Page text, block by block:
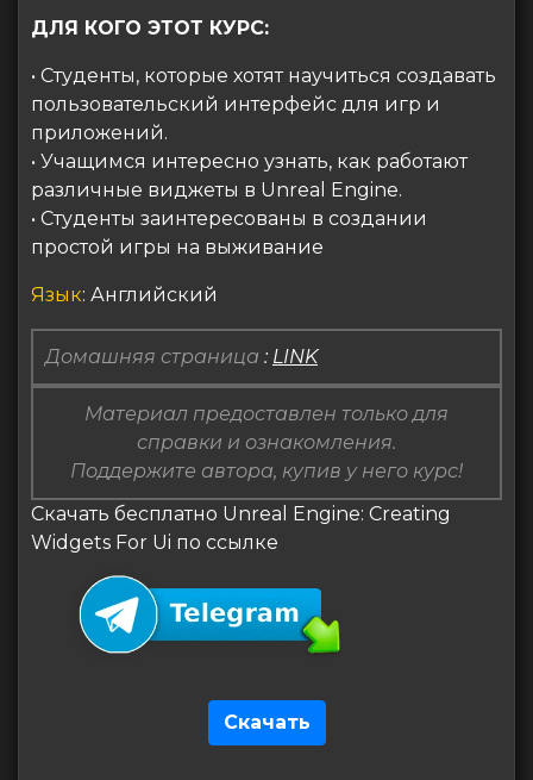
ДЛЯ КОГО ЭТОТ КУРС:
• Студенты, которые хотят научиться создавать
пользовательский интерфейс для игр и
приложений.
• Учащимся интересно узнать, как работают
различные виджеты в Unreal Engine.
• Студенты заинтересованы в создании
простой игры на выживание
Язык: Английский
Домашняя страница : LINK
Материал предоставлен только для
справки и ознакомления.
Поддержите автора, купив у него курс!
Скачать бесплатно Unreal Engine: Creating
Widgets For Ui по ссылке
Скачать